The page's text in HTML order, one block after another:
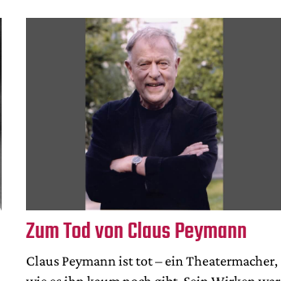
Zum Tod von Claus Peymann
Claus Peymann ist tot – ein Theatermacher,